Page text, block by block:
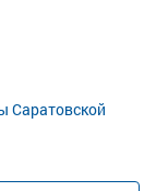
Саратовской